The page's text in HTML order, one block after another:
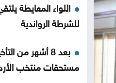
اللواء المعايطة
للشرطة الرواندية
بعد 8 أشهر من
مستحقات منتخب